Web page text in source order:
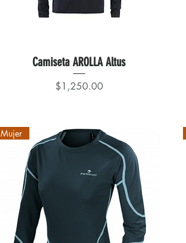
Camiseta AROLLA Altus
Precio
$1,250.00
Mujer